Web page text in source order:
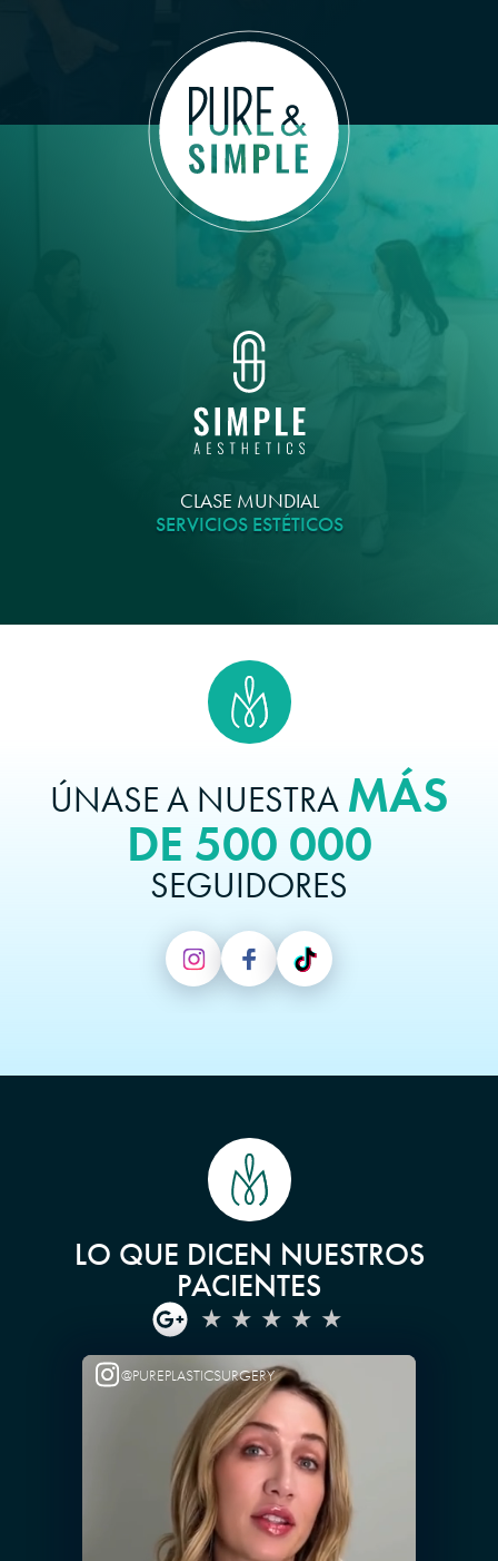
CLASE MUNDIAL
SERVICIOS ESTÉTICOS
ÚNASE A NUESTRA MÁS
DE 500 000
SEGUIDORES
LO QUE DICEN NUESTROS
PACIENTES
@PUREPLASTICSURGERY